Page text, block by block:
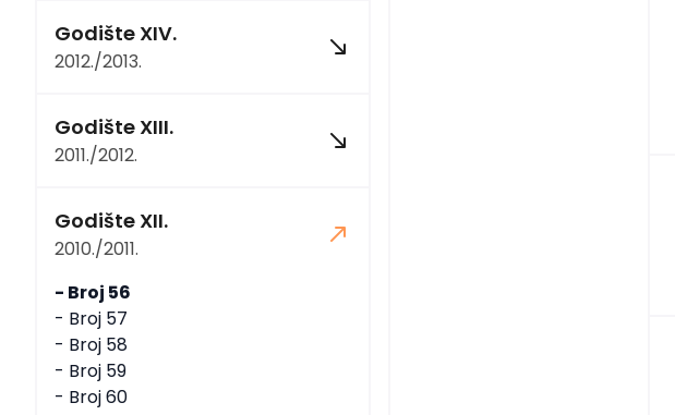
Godište XIV.
2012./2013.
Godište XIII.
2011./2012.
Godište XII.
2010./2011.
- Broj 56
- Broj 57
- Broj 58
- Broj 59
- Broj 60